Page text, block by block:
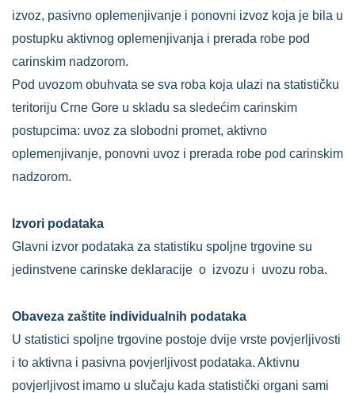
izvoz, pasivno oplemenjivanje i ponovni izvoz koja je bila u
postupku aktivnog oplemenjivanja i prerada robe pod
carinskim nadzorom.
Pod uvozom obuhvata se sva roba koja ulazi na statističku
teritoriju Crne Gore u skladu sa sledećim carinskim
postupcima: uvoz za slobodni promet, aktivno
oplemenjivanje, ponovni uvoz i prerada robe pod carinskim
nadzorom.
Izvori podataka
Glavni izvor podataka za statistiku spoljne trgovine su
jedinstvene carinske deklaracije o izvozu i uvozu roba.
Obaveza zaštite individualnih podataka
U statistici spoljne trgovine postoje dvije vrste povjerljivosti
i to aktivna i pasivna povjerljivost podataka. Aktivnu
povjerljivost imamo u slučaju kada statistički organi sami